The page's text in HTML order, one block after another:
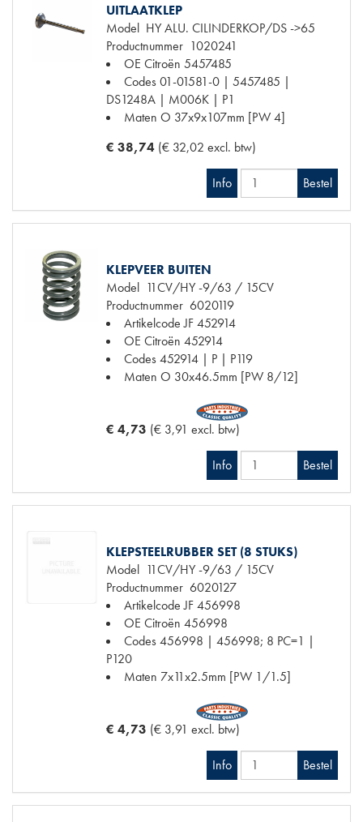
UITLAATKLEP
Model HY ALU. CILINDERKOP/DS ->65
Productnummer 1020241
OE Citroën 5457485
Codes01-01581-0 | 5457485 |
DS1248A | M006K | P1
Maten O 37x9x107mm [PW 4]
€ 38,74 (€ 32,02 excl. btw)
Info Bestel
KLEPVEER BUITEN
Model 11CV/HY -9/63 / 15CV
Productnummer 6020119
Artikelcode JF452914
OE Citroën 452914
Codes452914 | P | P119
Maten O 30x46.5mm [PW 8/12]
€ 4,73 (€ 3,91 excl. btw)
Info Bestel
KLEPSTEELRUBBER SET (8 STUKS)
Model 11CV/HY -9/63 / 15CV
Productnummer 6020127
Artikelcode JF456998
OE Citroën 456998
Codes456998 | 456998; 8 PC=1 |
P120
Maten 7x11x2.5mm [PW 1/1.5]
€ 4,73 (€ 3,91 excl. btw)
Info Bestel